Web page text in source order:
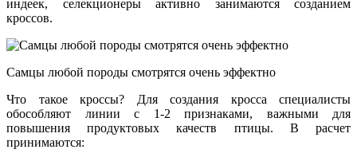
индеек, селекционеры активно занимаются созданием
кроссов.
Самцы любой породы смотрятся очень эффектно
Что такое кроссы? Для создания кросса специалисты
обособляют линии с 1-2 признаками, важными для
повышения продуктовых качеств птицы. В расчет
принимаются: